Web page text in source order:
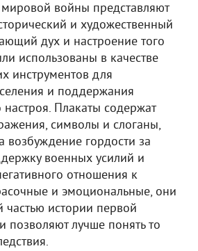
войны представляют
и художественный
дух и настроение того
использованы в качестве
инструментов для
и поддержания
настроя. Плакаты содержат
символы и слоганы,
возбуждение гордости за
военных усилий и
отношения к
и эмоциональные, они
частью истории первой
лучше понять то